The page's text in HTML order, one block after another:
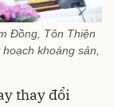
Đồng, Tôn Thiện
khoáng sản,
thay đổi